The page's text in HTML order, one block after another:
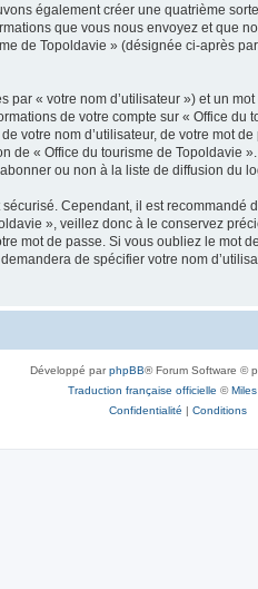
également créer une quatrième
que vous nous envoyez et que
de Topoldavie » (désignée ci-après
« votre nom d’utilisateur ») et un
de votre compte sur « Office
votre nom d’utilisateur, de votre mot
« Office du tourisme de Topoldavie
ou non à la liste de diffusion du
Cependant, il est
», veillez donc à le conservez
mot de passe. Si vous oubliez le mot
de spécifier votre nom
Développé parphpBB® Forum Software ©
Traduction française officielle ©
Confidentialité | Conditions